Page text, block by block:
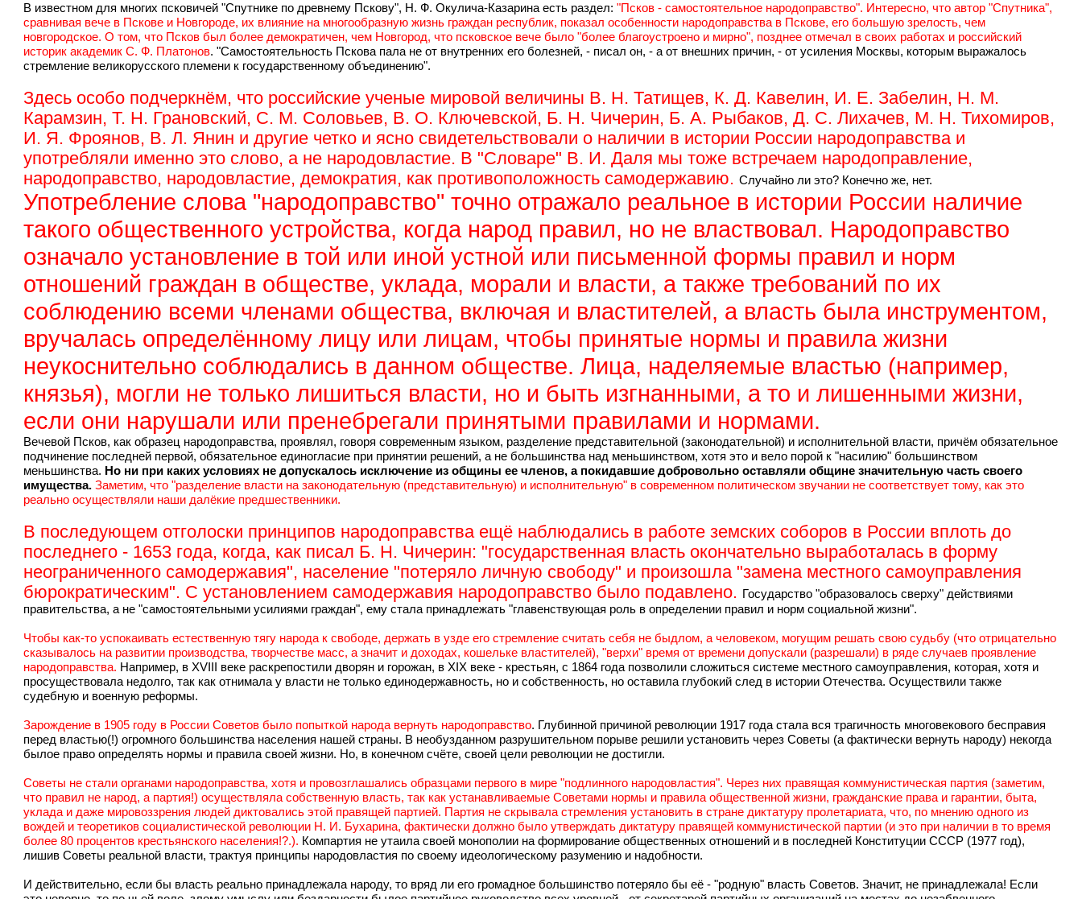
В известном для многих псковичей "Спутнике по древнему Пскову", Н. Ф. Окулича-Казарина есть раздел:"Псков - самостоятельное народоправство". Интересно, что автор "Спутника",
сравнивая вече в Пскове и Новгороде, их влияние на многообразную жизнь граждан республик, показал особенности народоправства в Пскове, его большую зрелость, чем
новгородское. О том, что Псков был более демократичен, чем Новгород, что псковское вече было "более благоустроено и мирно", позднее отмечал в своих работах и российский
историк академик С. Ф. Платонов. "Самостоятельность Пскова пала не от внутренних его болезней, - писал он, - а от внешних причин, - от усиления Москвы, которым выражалось
стремление великорусского племени к государственному объединению".
Здесь особо подчеркнём, что российские ученые мировой величины В. Н. Татищев, К. Д. Кавелин, И. Е. Забелин, Н. М.
Карамзин, Т. Н. Грановский, С. М. Соловьев, В. О. Ключевской, Б. Н. Чичерин, Б. А. Рыбаков, Д. С. Лихачев, М. Н. Тихомиров,
И. Я. Фроянов, В. Л. Янин и другие четко и ясно свидетельствовали о наличии в истории России народоправства и
употребляли именно это слово, а не народовластие. В "Словаре" В. И. Даля мы тоже встречаем народоправление,
народоправство, народовластие, демократия, как противоположность самодержавию.Случайно ли это? Конечно же, нет.
Употребление слова "народоправство" точно отражало реальное в истории России наличие
такого общественного устройства, когда народ правил, но не властвовал. Народоправство
означало установление в той или иной устной или письменной формы правил и норм
отношений граждан в обществе, уклада, морали и власти, а также требований по их
соблюдению всеми членами общества, включая и властителей, а власть была инструментом,
вручалась определённому лицу или лицам, чтобы принятые нормы и правила жизни
неукоснительно соблюдались в данном обществе. Лица, наделяемые властью (например,
князья), могли не только лишиться власти, но и быть изгнанными, а то и лишенными жизни,
если они нарушали или пренебрегали принятыми правилами и нормами.
Вечевой Псков, как образец народоправства, проявлял, говоря современным языком, разделение представительной (законодательной) и исполнительной власти, причём обязательное
подчинение последней первой, обязательное единогласие при принятии решений, а не большинства над меньшинством, хотя это и вело порой к "насилию" большинством
меньшинства. Но ни при каких условиях не допускалось исключение из общины ее членов, а покидавшие добровольно оставляли общине значительную часть своего
имущества. Заметим, что "разделение власти на законодательную (представительную) и исполнительную" в современном политическом звучании не соответствует тому, как это
реально осуществляли наши далёкие предшественники.
В последующем отголоски принципов народоправства ещё наблюдались в работе земских соборов в России вплоть до
последнего - 1653 года, когда, как писал Б. Н. Чичерин: "государственная власть окончательно выработалась в форму
неограниченного самодержавия", население "потеряло личную свободу" и произошла "замена местного самоуправления
бюрократическим". С установлением самодержавия народоправство было подавлено. Государство "образовалось сверху" действиями
правительства, а не "самостоятельными усилиями граждан", ему стала принадлежать "главенствующая роль в определении правил и норм социальной жизни".
Чтобы как-то успокаивать естественную тягу народа к свободе, держать в узде его стремление считать себя не быдлом, а человеком, могущим решать свою судьбу (что отрицательно
сказывалось на развитии производства, творчестве масс, а значит и доходах, кошельке властителей), "верхи" время от времени допускали (разрешали) в ряде случаев проявление
народоправства. Например, в XVIII веке раскрепостили дворян и горожан, в XIX веке - крестьян, с 1864 года позволили сложиться системе местного самоуправления, которая, хотя и
просуществовала недолго, так как отнимала у власти не только единодержавность, но и собственность, но оставила глубокий след в истории Отечества. Осуществили также
судебную и военную реформы.
Зарождение в 1905 году в России Советов было попыткой народа вернуть народоправство. Глубинной причиной революции 1917 года стала вся трагичность многовекового бесправия
перед властью(!) огромного большинства населения нашей страны. В необузданном разрушительном порыве решили установить через Советы (а фактически вернуть народу) некогда
былое право определять нормы и правила своей жизни. Но, в конечном счёте, своей цели революции не достигли.
Советы не стали органами народоправства, хотя и провозглашались образцами первого в мире "подлинного народовластия". Через них правящая коммунистическая партия (заметим,
что правил не народ, а партия!) осуществляла собственную власть, так как устанавливаемые Советами нормы и правила общественной жизни, гражданские права и гарантии, быта,
уклада и даже мировоззрения людей диктовались этой правящей партией. Партия не скрывала стремления установить в стране диктатуру пролетариата, что, по мнению одного из
вождей и теоретиков социалистической революции Н. И. Бухарина, фактически должно было утверждать диктатуру правящей коммунистической партии (и это при наличии в то время
более 80 процентов крестьянского населения!?.). Компартия не утаила своей монополии на формирование общественных отношений и в последней Конституции СССР (1977 год),
лишив Советы реальной власти, трактуя принципы народовластия по своему идеологическому разумению и надобности.
И действительно, если бы власть реально принадлежала народу, то вряд ли его громадное большинство потеряло бы её - "родную" власть Советов. Значит, не принадлежала! Если